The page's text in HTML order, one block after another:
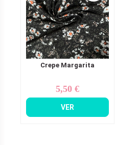
Crepe Margarita
Precio
5,50 €
VER